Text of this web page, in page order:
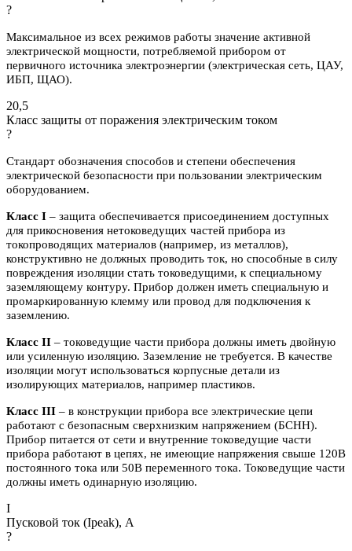
?
Максимальное из всех режимов работы значение активной
электрической мощности, потребляемой прибором от
первичного источника электроэнергии (электрическая сеть, ЦАУ,
ИБП, ЩАО).
20,5
Класс защиты от поражения электрическим током
?
Стандарт обозначения способов и степени обеспечения
электрической безопасности при пользовании электрическим
оборудованием.
Класс I – защита обеспечивается присоединением доступных
для прикосновения нетоковедущих частей прибора из
токопроводящих материалов (например, из металлов),
конструктивно не должных проводить ток, но способные в силу
повреждения изоляции стать токоведущими, к специальному
заземляющему контуру. Прибор должен иметь специальную и
промаркированную клемму или провод для подключения к
заземлению.
Класс II – токоведущие части прибора должны иметь двойную
или усиленную изоляцию. Заземление не требуется. В качестве
изоляции могут использоваться корпусные детали из
изолирующих материалов, например пластиков.
Класс III – в конструкции прибора все электрические цепи
работают с безопасным сверхнизким напряжением (БСНН).
Прибор питается от сети и внутренние токоведущие части
прибора работают в цепях, не имеющие напряжения свыше 120В
постоянного тока или 50В переменного тока. Токоведущие части
должны иметь одинарную изоляцию.
I
Пусковой ток (Ipeak), A
?